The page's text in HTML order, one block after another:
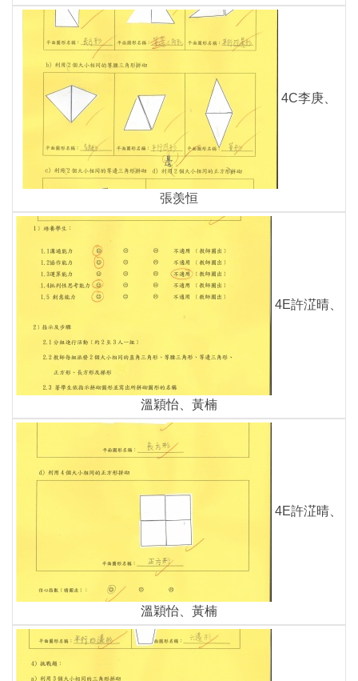
4C李庚、
張羡恒
4E許淽晴、
溫穎怡、黃楠
4E許淽晴、
溫穎怡、黃楠